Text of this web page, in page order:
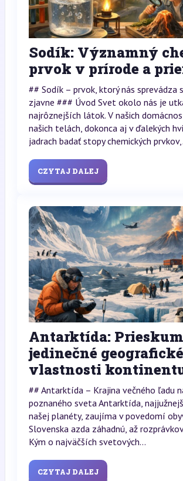
Sodík: Významný
prvok v prírode a
## Sodík – prvok, ktorý nás sprevádza
zjavne ### Úvod Svet okolo nás je
najrôznejších látok. V našich
našich telách, dokonca aj v ďalekých
jadrach badať stopy chemických
CZYTAJ DALEJ
Antarktída:
jedinečné geografické
vlastnosti
## Antarktída – Krajina večného ľadu
poznaného sveta Antarktída,
našej planéty, zaujíma v povedomí
Slovenska azda záhadnú, až
Kým o najväčších svetových...
CZYTAJ DALEJ